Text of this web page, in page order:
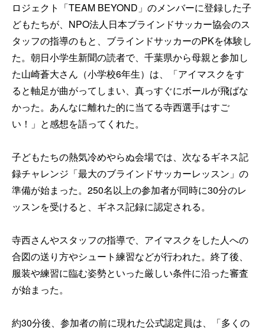
ロジェクト「TEAM BEYOND」のメンバーに登録した子
どもたちが、NPO法人日本ブラインドサッカー協会のス
タッフの指導のもと、ブラインドサッカーのPKを体験し
た。朝日小学生新聞の読者で、千葉県から母親と参加し
た山崎蒼大さん（小学校6年生）は、「アイマスクをす
ると軸足が曲がってしまい、真っすぐにボールが飛ばな
かった。あんなに離れた的に当てる寺西選手はすご
い！」と感想を語ってくれた。
子どもたちの熱気冷めやらぬ会場では、次なるギネス記
録チャレンジ「最大のブラインドサッカーレッスン」の
準備が始まった。250名以上の参加者が同時に30分のレ
ッスンを受けると、ギネス記録に認定される。
寺西さんやスタッフの指導で、アイマスクをした人への
合図の送り方やシュート練習などが行われた。終了後、
服装や練習に臨む姿勢といった厳しい条件に沿った審査
が始まった。
約30分後、参加者の前に現れた公式認定員は、「多くの